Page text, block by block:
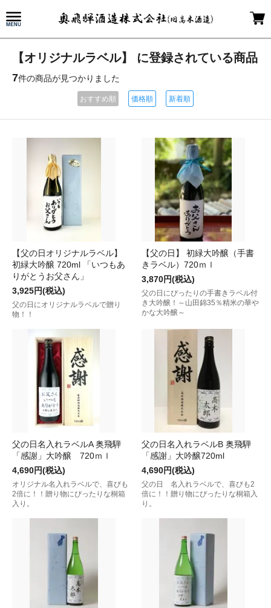
【オリジナルラベル】 に登録されている商品
7件の商品が見つかりました
おすすめ順 価格順 新着順
【父の日オリジナルラベル】
初緑大吟醸 720ml 「いつもあ
りがとうお父さん」
3,925円(税込)
父の日にオリジナルラベルで贈り
物！！
【父の日】 初緑大吟醸（手書
きラベル）720ｍｌ
3,870円(税込)
父の日にぴったりの手書きラベル付
き大吟醸！～山田錦35％精米の華や
かな大吟醸～
父の日名入れラベルA 奥飛騨
「感謝」大吟醸 720ｍｌ
4,690円(税込)
オリジナル名入れラベルで、喜びも
2倍に！！贈り物にぴったりな桐箱
入り。
父の日名入れラベルB 奥飛騨
「感謝」大吟醸720ml
4,690円(税込)
父の日 名入れラベルで、喜びも2
倍に！！贈り物にぴったりな桐箱入
り。